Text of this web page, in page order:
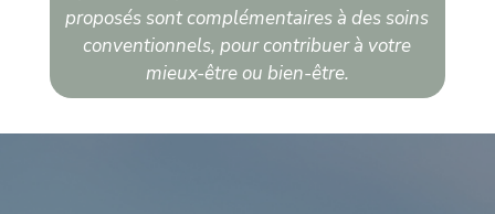
proposés sont complémentaires à des soins
conventionnels, pour contribuer à votre
mieux-être ou bien-être.